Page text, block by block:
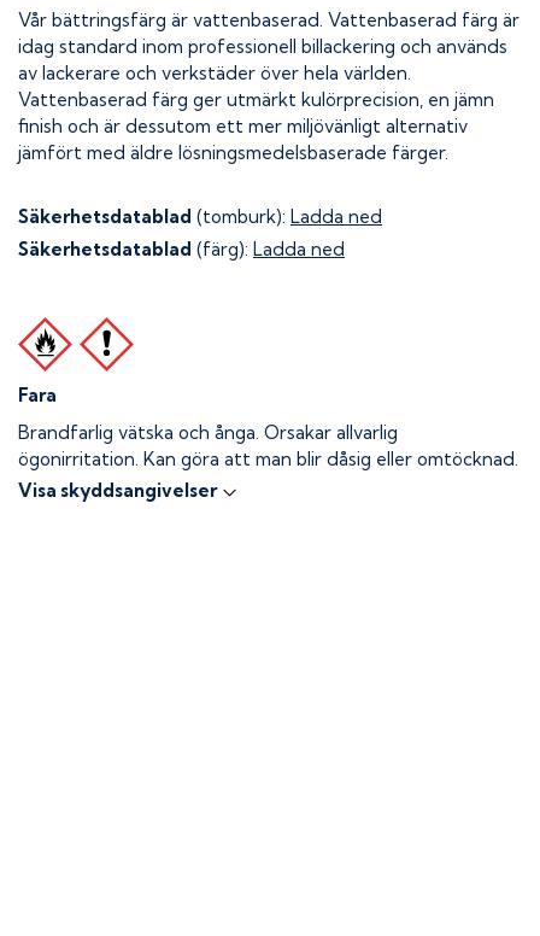
Vår bättringsfärg är vattenbaserad. Vattenbaserad färg är
idag standard inom professionell billackering och används
av lackerare och verkstäder över hela världen.
Vattenbaserad färg ger utmärkt kulörprecision, en jämn
finish och är dessutom ett mer miljövänligt alternativ
jämfört med äldre lösningsmedelsbaserade färger.
Säkerhetsdatablad (tomburk): Ladda ned
Säkerhetsdatablad (färg): Ladda ned
Fara
Brandfarlig vätska och ånga. Orsakar allvarlig
ögonirritation. Kan göra att man blir dåsig eller omtöcknad.
Visa skyddsangivelser